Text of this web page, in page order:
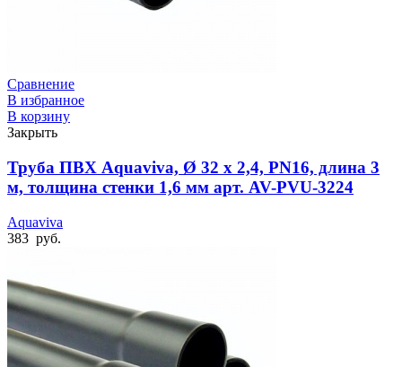
Сравнение
В избранное
В корзину
Закрыть
Труба ПВХ Aquaviva, Ø 32 x 2,4, PN16, длина 3
м, толщина стенки 1,6 мм арт. AV-PVU-3224
Aquaviva
383 руб.